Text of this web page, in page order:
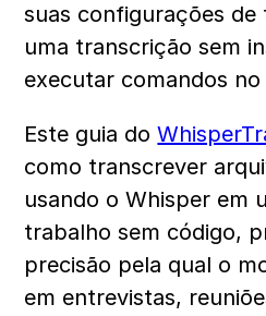
suas configurações de
uma transcrição sem
executar comandos
Este guia do
como transcrever
usando o Whisper em
trabalho sem código,
precisão pela qual o
em entrevistas,